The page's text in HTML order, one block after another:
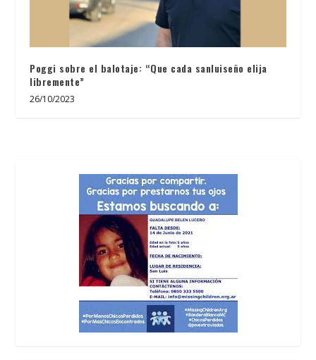
Poggi sobre el balotaje: “Que cada sanluiseño elija
libremente”
26/10/2023